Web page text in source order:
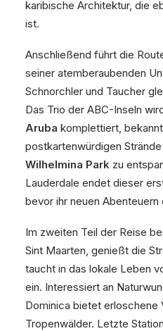
karibische Architektur, die
ist.
Anschließend führt die
seiner atemberaubenden
Schnorchler und Taucher
Das Trio der ABC-Inseln
Aruba komplettiert,
postkartenwürdigen
Wilhelmina Park zu
Lauderdale endet dieser
bevor ihr neuen
Im zweiten Teil der Reise
Sint Maarten, genießt die
taucht in das lokale Leben
ein. Interessiert an
Dominica bietet erloschene
Tropenwälder. Letzte